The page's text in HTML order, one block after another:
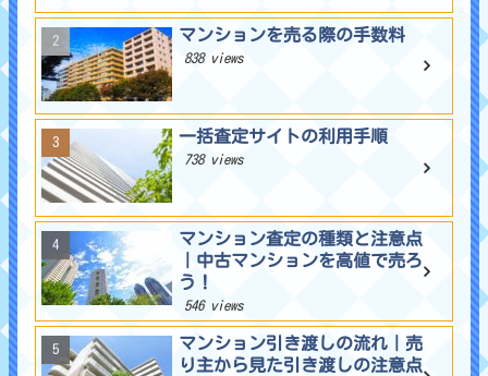
マンションを売る際の手数料
838 views
一括査定サイトの利用手順
738 views
マンション査定の種類と注意点
｜中古マンションを高値で売ろ
う！
546 views
マンション引き渡しの流れ｜売
り主から見た引き渡しの注意点